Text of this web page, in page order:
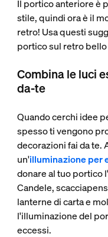
Il portico anteriore è
stile, quindi ora è il
retro! Usa questi
portico sul retro
Combina le luci
da-te
Quando cerchi idee
spesso ti vengono
decorazioni fai da te.
un'illuminazione per
donare al tuo portico
Candele,
lanterne di carta e
l'illuminazione del
eccessi.